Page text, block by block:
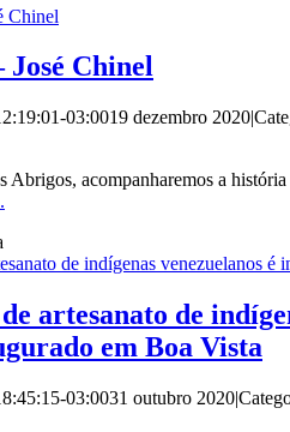
Chinel
José Chinel
03:0019 dezembro 2020|
Abrigos, acompanharemos a
de indígenas venezuelanos é
artesanato de
em Boa Vista
03:0031 outubro 2020|